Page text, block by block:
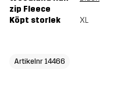
zip Fleece
Köpt storlek XL
Artikelnr 14466